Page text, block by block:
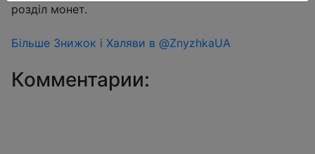
розділ монет.
Більше Знижок і Халяви в @ZnyzhkaUA
Комментарии: